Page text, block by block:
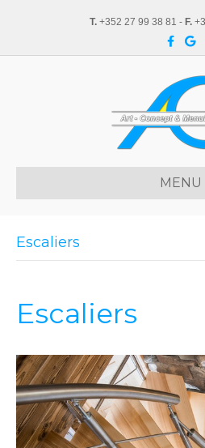
T. +352 27 99 38 81 - F.
Facebook
Google
MENU
Escaliers
Escaliers